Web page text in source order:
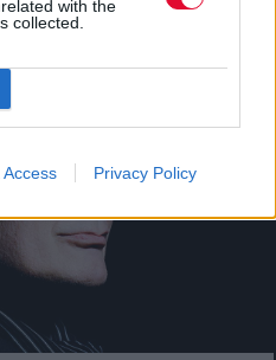
with the
collected.
Access Privacy Policy